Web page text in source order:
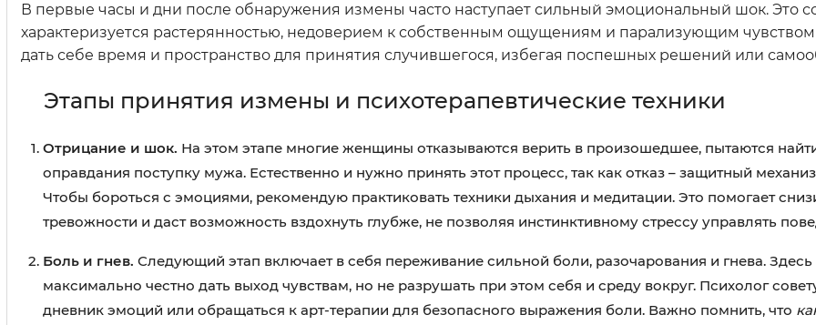
В первые часы и дни после обнаружения измены часто наступает сильный эмоциональный шок. Это
характеризуется растерянностью, недоверием к собственным ощущениям и парализующим
дать себе время и пространство для принятия случившегося, избегая поспешных решений или
Этапы принятия измены и психотерапевтические техники
Отрицание и шок. На этом этапе многие женщины отказываются верить в произошедшее, пытаются
оправдания поступку мужа. Естественно и нужно принять этот процесс, так как отказ – защитный
Чтобы бороться с эмоциями, рекомендую практиковать техники дыхания и медитации. Это помогает
тревожности и даст возможность вздохнуть глубже, не позволяя инстинктивному стрессу управлять
Боль и гнев. Следующий этап включает в себя переживание сильной боли, разочарования и гнева.
максимально честно дать выход чувствам, но не разрушать при этом себя и среду вокруг. Психолог
дневник эмоций или обращаться к арт-терапии для безопасного выражения боли. Важно помнить, что